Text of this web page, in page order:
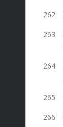
262
263
264
265
266